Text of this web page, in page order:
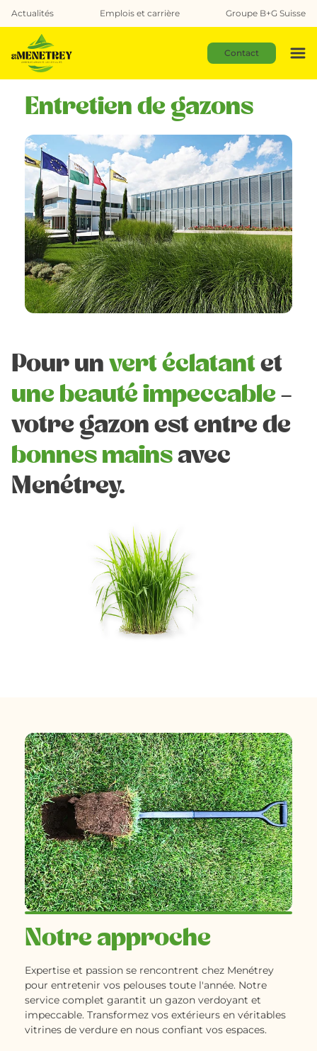
Actualités Emplois et carrière Groupe B+G Suisse
Contact
Entretien de gazons
Pour un vert éclatantet
une beauté impeccable –
votre gazon est entre de
bonnes mainsavec
Menétrey.
Notre approche
Expertise et passion se rencontrent chez Menétrey
pour entretenir vos pelouses toute l'année. Notre
service complet garantit un gazon verdoyant et
impeccable. Transformez vos extérieurs en véritables
vitrines de verdure en nous confiant vos espaces.